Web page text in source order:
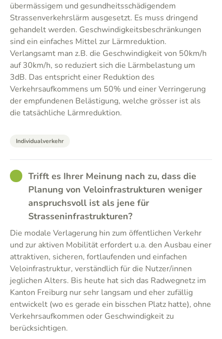
übermässigem und gesundheitsschädigendem
Strassenverkehrslärm ausgesetzt. Es muss dringend
gehandelt werden. Geschwindigkeitsbeschränkungen
sind ein einfaches Mittel zur Lärmreduktion.
Verlangsamt man z.B. die Geschwindigkeit von 50km/h
auf 30km/h, so reduziert sich die Lärmbelastung um
3dB. Das entspricht einer Reduktion des
Verkehrsaufkommens um 50% und einer Verringerung
der empfundenen Belästigung, welche grösser ist als
die tatsächliche Lärmreduktion.
Individualverkehr
GOODTrifft es Ihrer Meinung nach zu, dass die
Planung von Veloinfrastrukturen weniger
anspruchsvoll ist als jene für
Strasseninfrastrukturen?
Die modale Verlagerung hin zum öffentlichen Verkehr
und zur aktiven Mobilität erfordert u.a. den Ausbau einer
attraktiven, sicheren, fortlaufenden und einfachen
Veloinfrastruktur, verständlich für die Nutzer/innen
jeglichen Alters. Bis heute hat sich das Radwegnetz im
Kanton Freiburg nur sehr langsam und eher zufällig
entwickelt (wo es gerade ein bisschen Platz hatte), ohne
Verkehrsaufkommen oder Geschwindigkeit zu
berücksichtigen.